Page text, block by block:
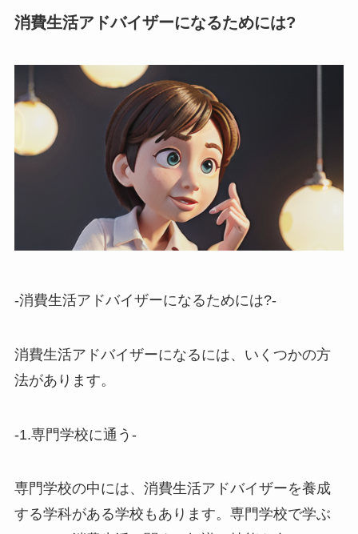
消費生活アドバイザーになるためには?
-消費生活アドバイザーになるためには?-
消費生活アドバイザーになるには、いくつかの方
法があります。
-1.専門学校に通う-
専門学校の中には、消費生活アドバイザーを養成
する学科がある学校もあります。専門学校で学ぶ